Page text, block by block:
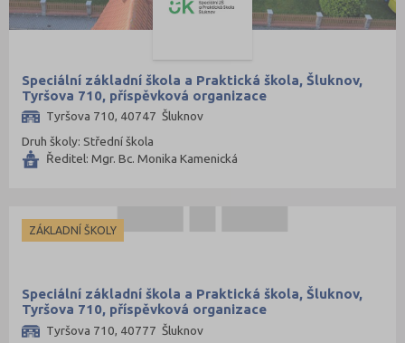
Speciální základní škola a Praktická škola, Šluknov,
Tyršova 710, příspěvková organizace
Tyršova 710, 40747 Šluknov
Druh školy: Střední škola
Ředitel: Mgr. Bc. Monika Kamenická
ZÁKLADNÍ ŠKOLY
Speciální základní škola a Praktická škola, Šluknov,
Tyršova 710, příspěvková organizace
Tyršova 710, 40777 Šluknov